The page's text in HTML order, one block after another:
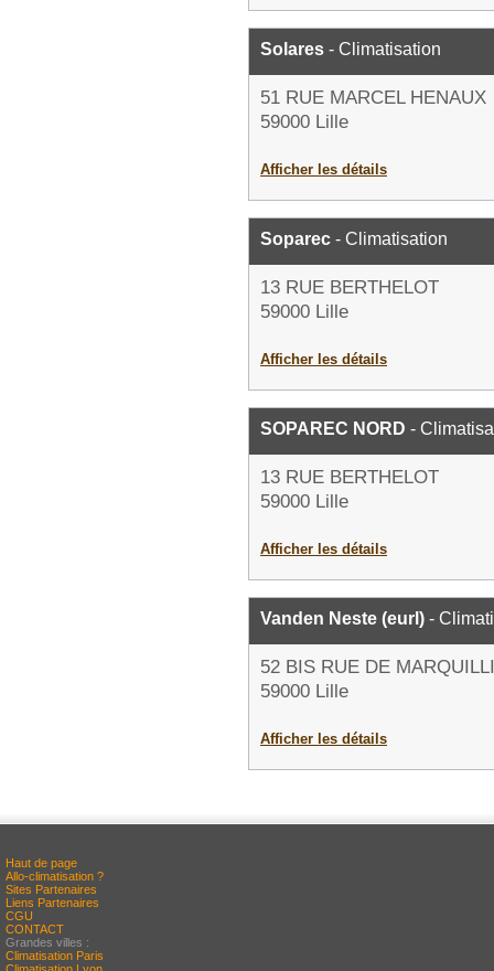
Solares - Climatisation
51 RUE MARCEL HENAUX
59000 Lille
Afficher les détails
Soparec - Climatisation
13 RUE BERTHELOT
59000 Lille
Afficher les détails
SOPAREC NORD -
13 RUE BERTHELOT
59000 Lille
Afficher les détails
Vanden Neste (eurl) -
52 BIS RUE DE
59000 Lille
Afficher les détails
Haut de page
Allo-climatisation ?
Sites Partenaires
Liens Partenaires
CGU
CONTACT
Grandes villes :
Climatisation Paris